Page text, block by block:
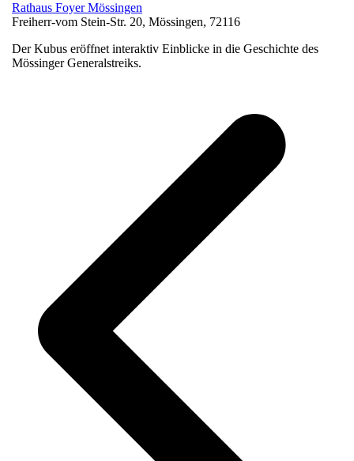
Rathaus Foyer Mössingen
Freiherr-vom Stein-Str. 20, Mössingen, 72116
Der Kubus eröffnet interaktiv Einblicke in die Geschichte des
Mössinger Generalstreiks.